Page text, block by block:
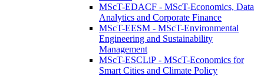
MScT-EDACF - MScT-Economics, Data
Analytics and Corporate Finance
MScT-EESM - MScT-Environmental
Engineering and Sustainability
Management
MScT-ESCLiP - MScT-Economics for
Smart Cities and Climate Policy